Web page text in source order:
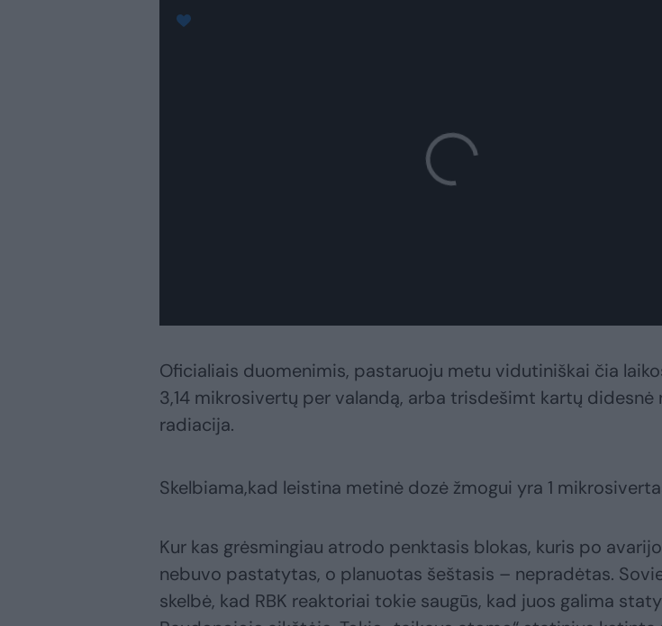
Oficialiais duomenimis, pastaruoju metu vidutiniškai čia
3,14 mikrosivertų per valandą, arba trisdešimt kartų didesnė
radiacija.
Skelbiama,kad leistina metinė dozė žmogui yra 1
Kur kas grėsmingiau atrodo penktasis blokas, kuris po
nebuvo pastatytas, o planuotas šeštasis – nepradėtas.
skelbė, kad RBK reaktoriai tokie saugūs, kad juos galima